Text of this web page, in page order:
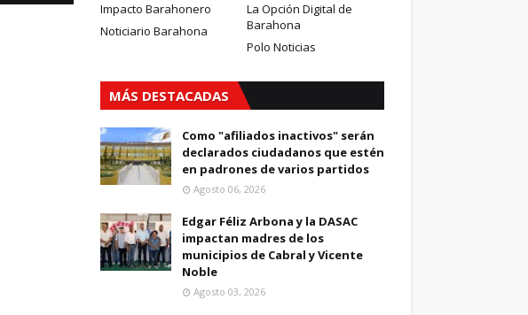
Impacto Barahonero
La Opción Digital de
Barahona
Noticiario Barahona
Polo Noticias
MÁS DESTACADAS
Como "afiliados inactivos" serán
declarados ciudadanos que estén
en padrones de varios partidos
Agosto 06, 2026
Edgar Féliz Arbona y la DASAC
impactan madres de los
municipios de Cabral y Vicente
Noble
Agosto 03, 2026